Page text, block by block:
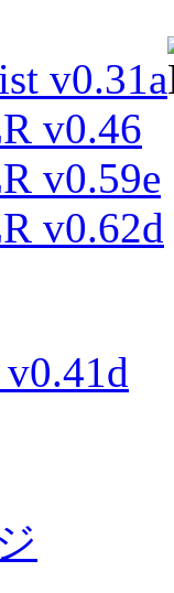
v0.31a
v0.46
v0.59e
v0.62d